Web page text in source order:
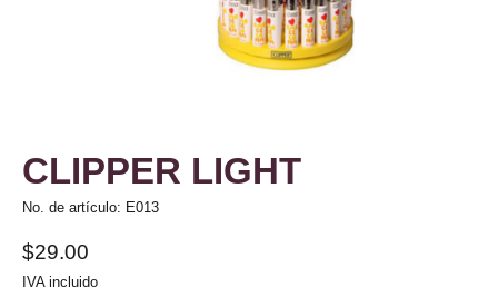
CLIPPER LIGHT
No. de artículo: E013
$29.00
IVA incluido